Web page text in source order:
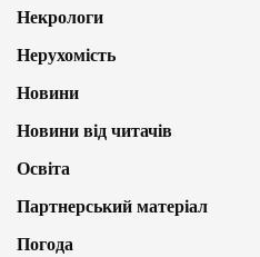
Некрологи
Нерухомість
Новини
Новини від читачів
Освіта
Партнерський матеріал
Погода